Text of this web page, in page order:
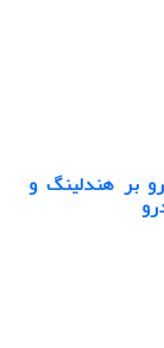
بر هندلینگ و